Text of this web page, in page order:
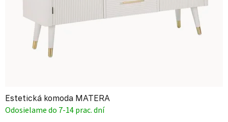
Estetická komoda MATERA
Odosielame do 7-14 prac. dní